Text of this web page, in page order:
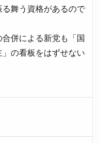
舞う資格があるので
併による新党も「国
の看板をはずせない